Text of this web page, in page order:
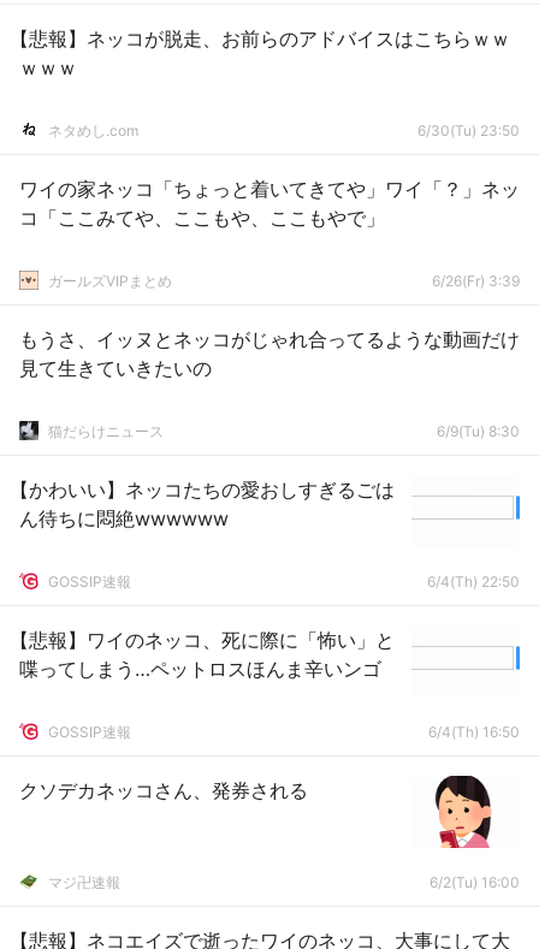
【悲報】ネッコが脱走、お前らのアドバイスはこちらｗｗ
ｗｗｗ
ネタめし.com 6/30(Tu) 23:50
ワイの家ネッコ「ちょっと着いてきてや」ワイ「？」ネッ
コ「ここみてや、ここもや、ここもやで」
ガールズVIPまとめ 6/26(Fr) 3:39
もうさ、イッヌとネッコがじゃれ合ってるような動画だけ
見て生きていきたいの
猫だらけニュース 6/9(Tu) 8:30
【かわいい】ネッコたちの愛おしすぎるごは
ん待ちに悶絶wwwwww
GOSSIP速報 6/4(Th) 22:50
【悲報】ワイのネッコ、死に際に「怖い」と
喋ってしまう…ペットロスほんま辛いンゴ
GOSSIP速報 6/4(Th) 16:50
クソデカネッコさん、発券される
マジ卍速報 6/2(Tu) 16:00
【悲報】ネコエイズで逝ったワイのネッコ、大事にして大